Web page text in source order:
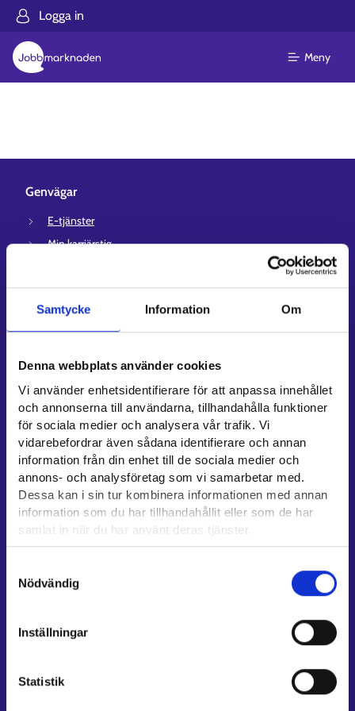
Samtycke Information Om
Denna webbplats använder cookies
Vi använder enhetsidentifierare för att anpassa innehållet
och annonserna till användarna, tillhandahålla funktioner
för sociala medier och analysera vår trafik. Vi
vidarebefordrar även sådana identifierare och annan
information från din enhet till de sociala medier och
annons- och analysföretag som vi samarbetar med.
Dessa kan i sin tur kombinera informationen med annan
information som du har tillhandahållit eller som de har
samlat in när du har använt deras tjänster.
Cookies
Nödvändig
Inställningar
Statistik
Logga in
Meny
Genvägar
E-tjänster
Min karriärstig
Lediga arbetsplatser
Information och aktuellt på andra språk
Kontaktuppgifter till sysselsättningsområden
Stöd för e-tjänster
Information om utkomstskydd för arbetslösa
Rådgivningstjänster för arbetsgivare och företagare
Anvisningar för avsnitten E-tjänster och Min karriärstig
Stöd och respons
Mer information
Arbets- och näringsministeriet⁠
Kompetensstigen⁠